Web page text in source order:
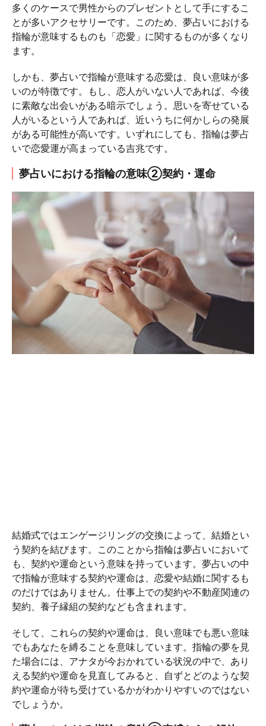
多くのケースで男性からのプレゼントとして手にするこ
とが多いアクセサリーです。このため、夢占いにおける
指輪が意味するものも「恋愛」に関するものが多くなり
ます。
しかも、夢占いで指輪が意味する恋愛は、良い意味が多
いのが特徴です。もし、恋人がいない人であれば、今後
に素敵な出会いがある暗示でしょう。思いを寄せている
人がいるという人であれば、近いうちに何かしらの発展
がある可能性が高いです。いずれにしても、指輪は夢占
いで恋愛運が高まっている吉兆です。
夢占いにおける指輪の意味②契約・運命
結婚式ではエンゲージリングの交換によって、結婚とい
う契約を結びます。このことから指輪は夢占いにおいて
も、契約や運命という意味を持っています。夢占いの中
で指輪が意味する契約や運命は、恋愛や結婚に関するも
のだけではありません。仕事上での契約や不動産関連の
契約、養子縁組の契約なども含まれます。
そして、これらの契約や運命は、良い意味でも悪い意味
でもあなたを縛ることを意味しています。指輪の夢を見
た場合には、アナタが今おかれている状況の中で、あり
える契約や運命を見直してみると、自ずとどのような契
約や運命が待ち受けているかがわかりやすいのではない
でしょうか。